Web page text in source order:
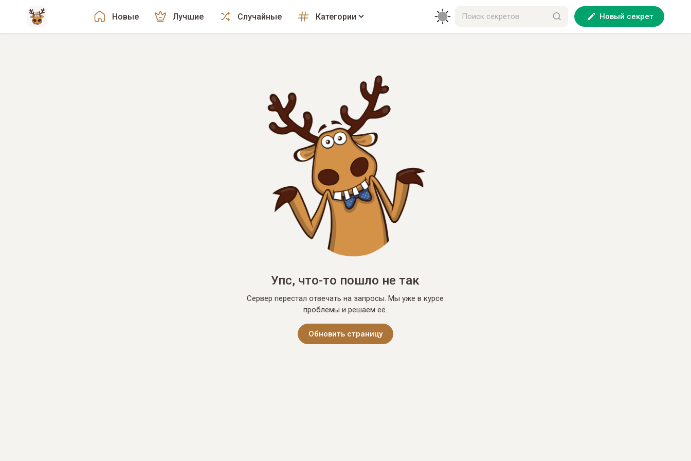
Новые Лучшие Случайные Категории Новый секрет
Упс, что-то пошло не так
Сервер перестал отвечать на запросы. Мы уже в курсе
проблемы и решаем её.
Обновить страницу